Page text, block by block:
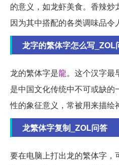
的意义，如龙虾美食。香辣炒
因为其中搭配的各类调味品令
龙字的繁体字怎么写_ZOL
龙的繁体字是龍。这个汉字最
是中国文化传统中不可或缺的
性的象征意义，常被用来描绘
龙繁体字复制_ZOL问答
要在电脑上打出龙的繁体字